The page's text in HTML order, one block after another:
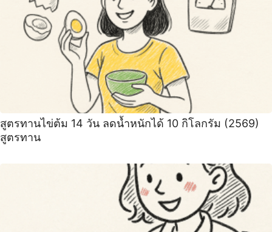
สูตรทานไข่ต้ม 14 วัน ลดน้ำหนักได้ 10 กิโลกรัม (2569)
สูตรทาน